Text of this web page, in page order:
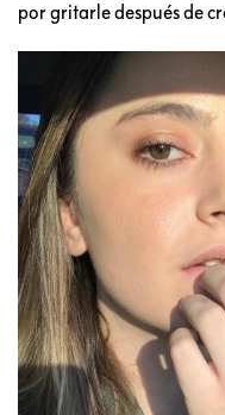
por gritarle después de